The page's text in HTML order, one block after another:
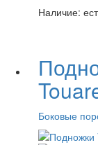
Наличие:
Боковые